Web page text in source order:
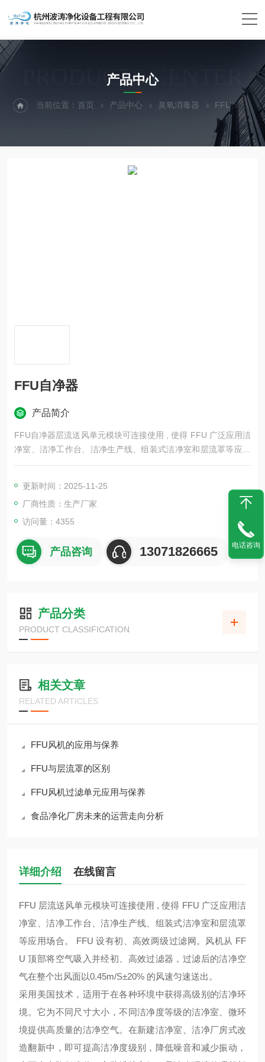
PRODUCTS CENTER
产品中心
当前位置：首页 产品中心 臭氧消毒器 FFU
FFU自净器
产品简介
FFU自净器层流送风单元模块可连接使用 , 使得 FFU 广泛应用洁
净室、洁净工作台、洁净生产线、组装式洁净室和层流罩等应用
场合。 FFU 设有初、高效两级过滤网。风机从 FFU 顶部将空气
5m/S±20% 的风速匀速送出。
更新时间：2025-11-25
厂商性质：生产厂家
访问量：4355
产品咨询 13071826665
产品分类
PRODUCT CLASSIFICATION
相关文章
RELATED ARTICLES
FFU风机的应用与保养
FFU与层流罩的区别
FFU风机过滤单元应用与保养
食品净化厂房未来的运营走向分析
详细介绍 在线留言
FFU 层流送风单元模块可连接使用 , 使得 FFU 广泛应用洁
净室、洁净工作台、洁净生产线、组装式洁净室和层流罩
等应用场合。 FFU 设有初、高效两级过滤网。风机从 FF
U 顶部将空气吸入并经初、高效过滤器，过滤后的洁净空
气在整个出风面以0.45m/S±20% 的风速匀速送出。
采用美国技术，适用于在各种环境中获得高级别的洁净环
境。它为不同尺寸大小，不同洁净度等级的洁净室、微环
境提供高质量的洁净空气。在新建洁净室、洁净厂房式改
造翻新中，即可提高洁净度级别，降低噪音和减少振动，
电话咨询